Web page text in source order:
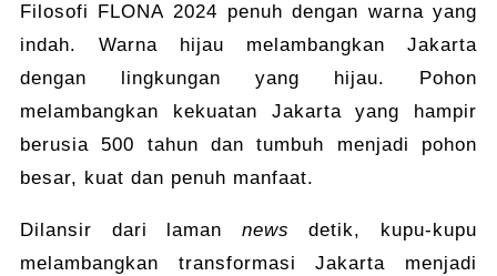
Filosofi FLONA 2024 penuh dengan warna yang
indah. Warna hijau melambangkan Jakarta
dengan lingkungan yang hijau. Pohon
melambangkan kekuatan Jakarta yang hampir
berusia 500 tahun dan tumbuh menjadi pohon
besar, kuat dan penuh manfaat.
Dilansir dari laman news detik, kupu-kupu
melambangkan transformasi Jakarta menjadi